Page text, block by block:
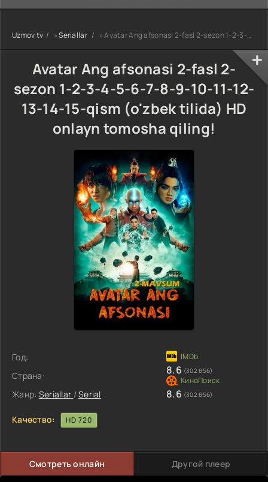
tarjima kino Full
HD tas-ix
Uzmov.tv »Seriallar » Avatar Ang afsonasi 2-fasl 2-sezon 1-2-3-4-5-6-7-8-9-10-11-12-13-14-15-qism (o'zbek tilida) HD onlayn tomosha qiling!
Avatar Ang afsonasi 2-fasl 2-
sezon 1-2-3-4-5-6-7-8-9-10-11-12-
13-14-15-qism (o'zbek tilida) HD
onlayn tomosha qiling!
Год:
Страна:
Жанр: Seriallar /Serial
8.6 (302 856)
8.6 (302 856)
Качество: HD 720
Смотреть онлайн Другой плеер